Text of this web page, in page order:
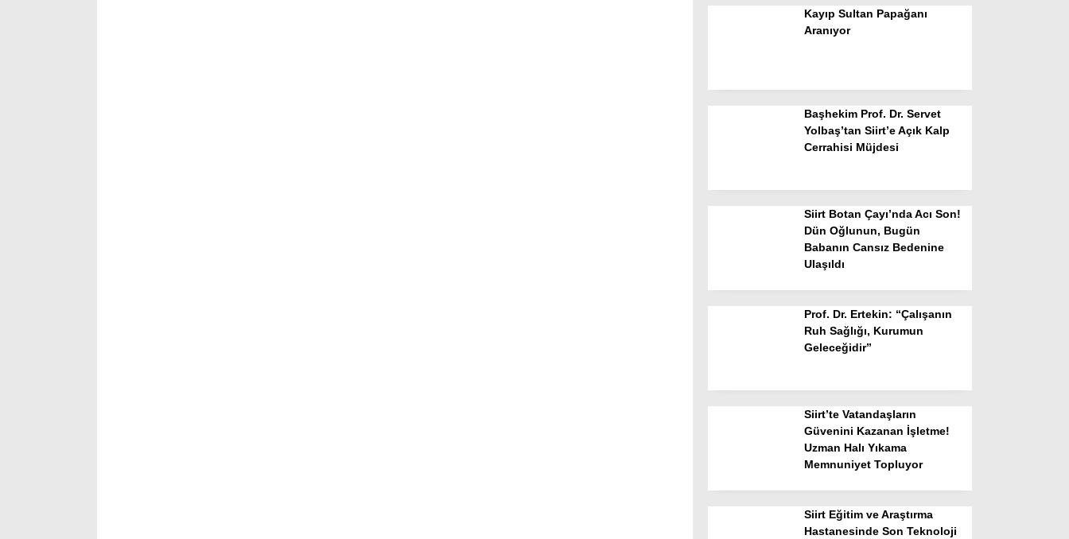
Kayıp Sultan Papağanı
Aranıyor
Başhekim Prof. Dr. Servet
Yolbaş’tan Siirt’e Açık Kalp
Cerrahisi Müjdesi
Siirt Botan Çayı’nda Acı Son!
Dün Oğlunun, Bugün
Babanın Cansız Bedenine
Ulaşıldı
Prof. Dr. Ertekin: “Çalışanın
Ruh Sağlığı, Kurumun
Geleceğidir”
Siirt’te Vatandaşların
Güvenini Kazanan İşletme!
Uzman Halı Yıkama
Memnuniyet Topluyor
Siirt Eğitim ve Araştırma
Hastanesinde Son Teknoloji